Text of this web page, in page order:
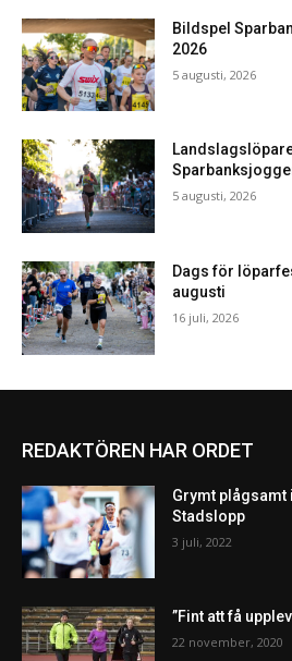
Bildspel
2026
5 augusti, 2026
5 augusti, 2026
Dags för
augusti
16 juli, 2026
REDAKTÖREN HAR ORDET
Grymt plågsamt
Stadslopp
3 juli, 2022
”Fint att få
22 november, 2020